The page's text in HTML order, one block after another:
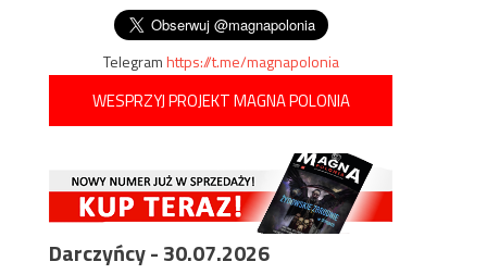
Telegramhttps://t.me/magnapolonia
WESPRZYJ PROJEKT MAGNA POLONIA
Darczyńcy - 30.07.2026